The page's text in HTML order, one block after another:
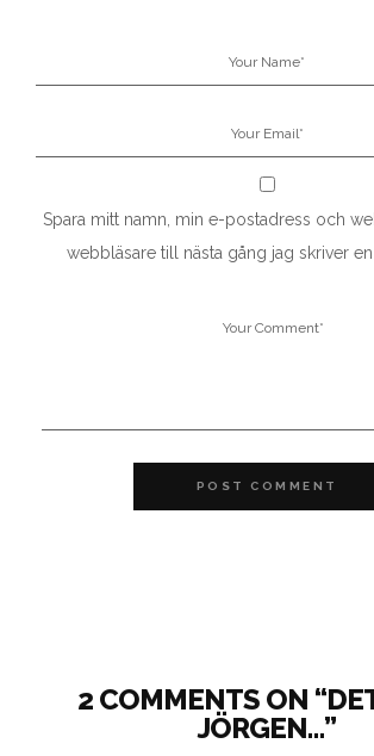
Spara mitt namn, min e-postadress och
webbläsare till nästa gång jag skriver
POST COMMENT
2 COMMENTS ON “
JÖRGEN…”